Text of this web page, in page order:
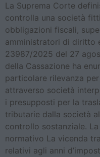
La Suprema Corte
controlla una società
obbligazioni fiscali,
amministratori di diritto
23987/2025 del 27
della Cassazione ha
particolare rilevanza
attraverso società
i presupposti per la
tributarie dalla società
controllo sostanziale.
normativo La vicenda
relativi agli anni